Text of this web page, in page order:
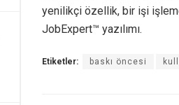
yenilikçi özellik, bir işi
JobExpert™ yazılımı.
Etiketler: baskı öncesi